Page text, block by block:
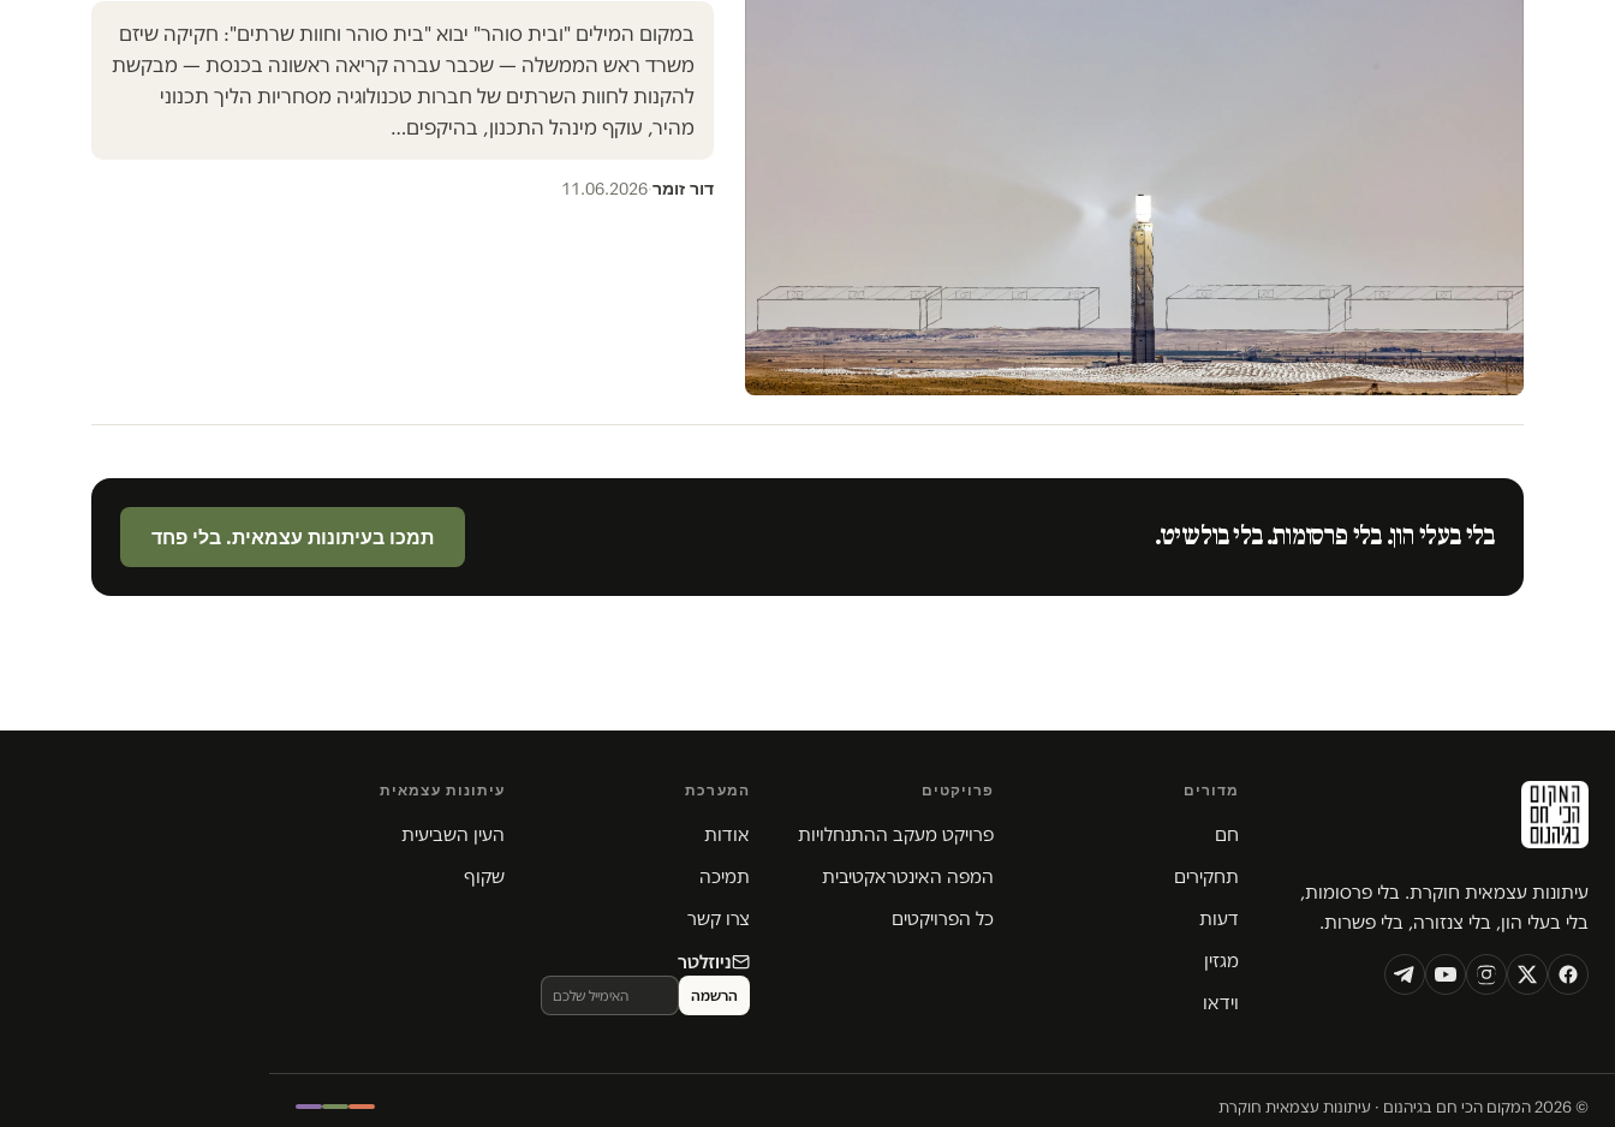
במקום המילים "ובית סוהר" יבוא "בית סוהר וחוות שרתים": חקיקה שיזם
משרד ראש הממשלה — שכבר עברה קריאה ראשונה בכנסת — מבקשת
להקנות לחוות השרתים של חברות טכנולוגיה מסחריות הליך תכנוני
מהיר, עוקף מינהל התכנון, בהיקפים…
דור זומר·
11.06.2026
בלי בעלי הון. בלי פרסומות. בלי בולשיט. תמכו בעיתונות עצמאית. בלי פחד
עיתונות עצמאית חוקרת. בלי פרסומות,
בלי בעלי הון, בלי צנזורה, בלי פשרות.
מדורים
חם
תחקירים
דעות
מגזין
וידאו
פרויקטים
פרויקט מעקב ההתנחלויות
המפה האינטראקטיבית
כל הפרויקטים
המערכת
אודות
תמיכה
צרו קשר
ניוזלטר
עיתונות עצמאית
העין השביעית
שקוף
© 2026 המקום הכי חם בגיהנום · עיתונות עצמאית חוקרת